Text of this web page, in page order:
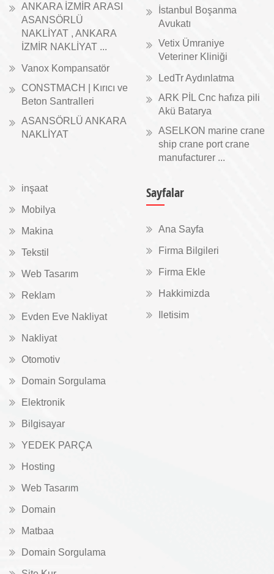
ANKARA İZMİR ARASI
ASANSÖRLÜ
NAKLİYAT , ANKARA
İZMİR NAKLİYAT ...
Vanox Kompansatör
CONSTMACH | Kırıcı ve
Beton Santralleri
ASANSÖRLÜ ANKARA
NAKLİYAT
İstanbul Boşanma
Avukatı
Vetix Ümraniye
Veteriner Kliniği
LedTr Aydınlatma
ARK PİL Cnc hafıza pili
Akü Batarya
ASELKON marine crane
ship crane port crane
manufacturer ...
inşaat
Mobilya
Makina
Tekstil
Web Tasarım
Reklam
Evden Eve Nakliyat
Nakliyat
Otomotiv
Domain Sorgulama
Elektronik
Bilgisayar
YEDEK PARÇA
Hosting
Web Tasarım
Domain
Matbaa
Domain Sorgulama
Sayfalar
Ana Sayfa
Firma Bilgileri
Firma Ekle
Hakkimizda
Iletisim